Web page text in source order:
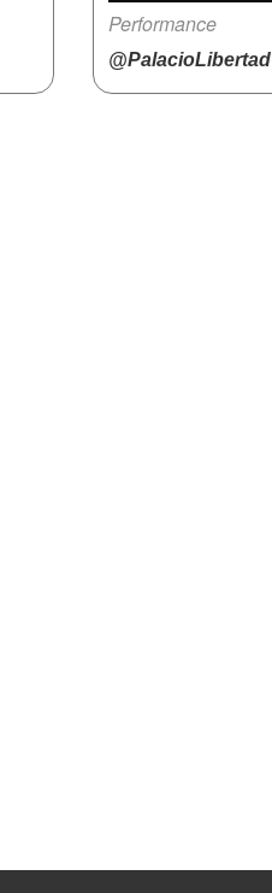
Performance
@PalacioLibertad